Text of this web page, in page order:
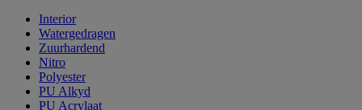
Interior
Watergedragen
Zuurhardend
Nitro
Polyester
PU Alkyd
PU Acrylaat